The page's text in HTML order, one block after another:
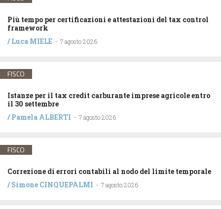
Più tempo per certificazioni e attestazioni del tax control
framework
/Luca MIELE - 7 agosto 2026
FISCO
Istanze per il tax credit carburante imprese agricole entro
il 30 settembre
/Pamela ALBERTI - 7 agosto 2026
FISCO
Correzione di errori contabili al nodo del limite temporale
/Simone CINQUEPALMI - 7 agosto 2026